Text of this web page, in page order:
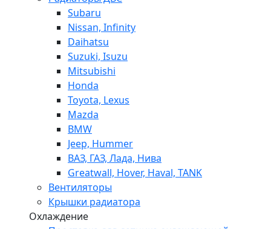
Subaru
Nissan, Infinity
Daihatsu
Suzuki, Isuzu
Mitsubishi
Honda
Toyota, Lexus
Mazda
BMW
Jeep, Hummer
ВАЗ, ГАЗ, Лада, Нива
Greatwall, Hover, Haval, TANK
Вентиляторы
Крышки радиатора
Охлаждение